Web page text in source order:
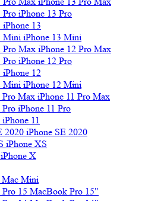
iPhone 13 Pro
iPhone 13
iPhone 13 Mini
iPhone 12 Pro Max
iPhone 12 Pro
iPhone 12
iPhone 12 Mini
iPhone 11 Pro Max
iPhone 11 Pro
iPhone 11
iPhone SE 2020
iPhone XS
iPhone X
Mac Mini
MacBook Pro 15"